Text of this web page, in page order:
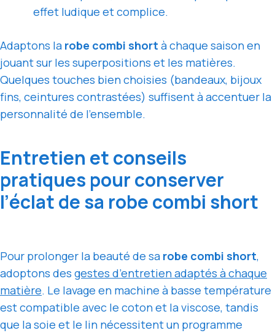
effet ludique et complice.
Adaptons la robe combi short à chaque saison en
jouant sur les superpositions et les matières.
Quelques touches bien choisies (bandeaux, bijoux
fins, ceintures contrastées) suffisent à accentuer la
personnalité de l’ensemble.
Entretien et conseils
pratiques pour conserver
l’éclat de sa robe combi short
Pour prolonger la beauté de sa robe combi short,
adoptons des gestes d’entretien adaptés à chaque
matière. Le lavage en machine à basse température
est compatible avec le coton et la viscose, tandis
que la soie et le lin nécessitent un programme